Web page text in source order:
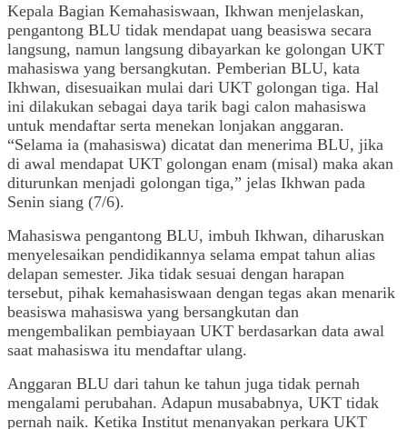
Kepala Bagian Kemahasiswaan, Ikhwan menjelaskan,
pengantong BLU tidak mendapat uang beasiswa secara
langsung, namun langsung dibayarkan ke golongan UKT
mahasiswa yang bersangkutan. Pemberian BLU, kata
Ikhwan, disesuaikan mulai dari UKT golongan tiga. Hal
ini dilakukan sebagai daya tarik bagi calon mahasiswa
untuk mendaftar serta menekan lonjakan anggaran.
“Selama ia (mahasiswa) dicatat dan menerima BLU, jika
di awal mendapat UKT golongan enam (misal) maka akan
diturunkan menjadi golongan tiga,” jelas Ikhwan pada
Senin siang (7/6).
Mahasiswa pengantong BLU, imbuh Ikhwan, diharuskan
menyelesaikan pendidikannya selama empat tahun alias
delapan semester. Jika tidak sesuai dengan harapan
tersebut, pihak kemahasiswaan dengan tegas akan menarik
beasiswa mahasiswa yang bersangkutan dan
mengembalikan pembiayaan UKT berdasarkan data awal
saat mahasiswa itu mendaftar ulang.
Anggaran BLU dari tahun ke tahun juga tidak pernah
mengalami perubahan. Adapun musababnya, UKT tidak
pernah naik. Ketika Institut menanyakan perkara UKT